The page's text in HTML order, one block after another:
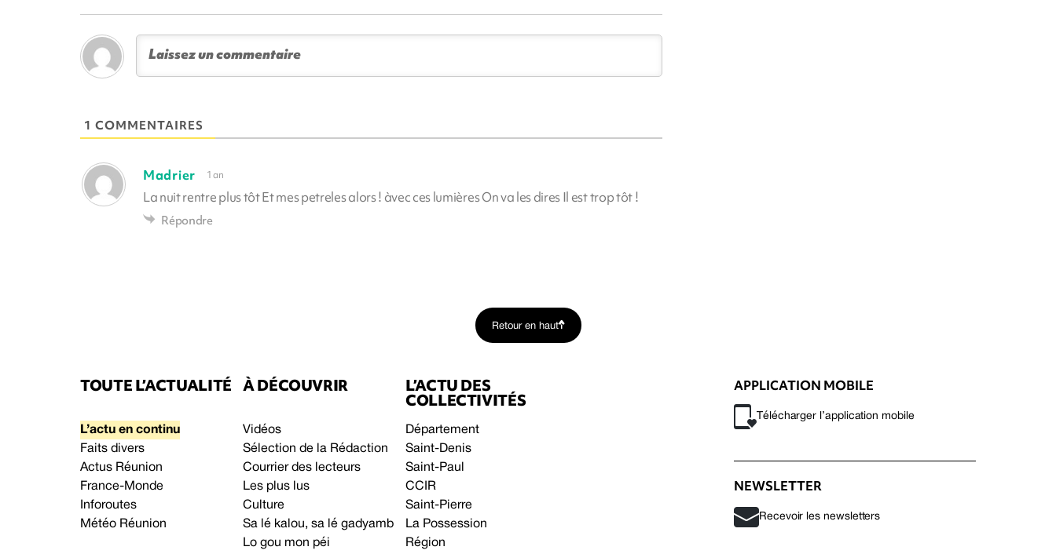
1 COMMENTAIRES
Madrier 1 an
La nuit rentre plus tôt Et mes petreles alors ! àvec ces lumières On va les dires Il est trop tôt !
Répondre
Retour en haut
TOUTE L’ACTUALITÉ
L’actu en continu
Faits divers
Actus Réunion
France-Monde
Inforoutes
Météo Réunion
À DÉCOUVRIR
Vidéos
Sélection de la Rédaction
Courrier des lecteurs
Les plus lus
Culture
Sa lé kalou, sa lé gadyamb
Lo gou mon péi
L’ACTU DES
COLLECTIVITÉS
Département
Saint-Denis
Saint-Paul
CCIR
Saint-Pierre
La Possession
Région
APPLICATION MOBILE
Télécharger l’application mobile
NEWSLETTER
Recevoir les newsletters